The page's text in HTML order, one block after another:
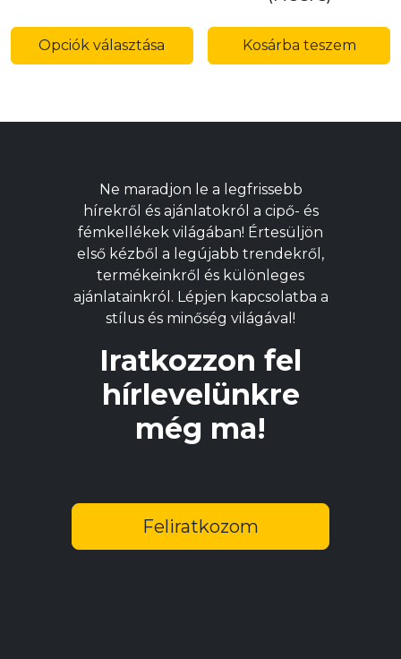
Opciók választása
terméknek
a
termékoldalon
választhatók
ki
Kosárba teszem
Ne maradjon le a legfrissebb
hírekről és ajánlatokról a cipő- és
fémkellékek világában! Értesüljön
első kézből a legújabb trendekről,
termékeinkről és különleges
ajánlatainkról. Lépjen kapcsolatba a
stílus és minőség világával!
Iratkozzon fel
hírlevelünkre
még ma!
Feliratkozom